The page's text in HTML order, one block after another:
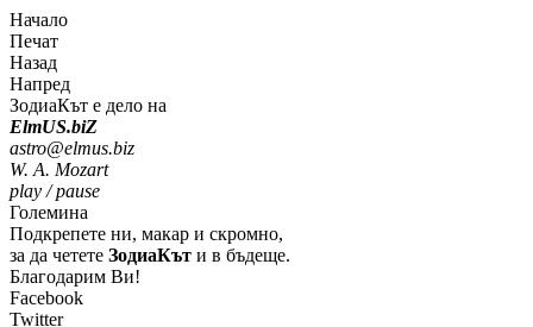
Начало
Печат
Назад
Напред
ЗодиаКът е дело на
ElmUS.biZ
astro@elmus.biz
W. A. Mozart
play / pause
Големина
Подкрепете ни, макар и скромно,
за да четете ЗодиаКът и в бъдеще.
Благодарим Ви!
Facebook
Twitter